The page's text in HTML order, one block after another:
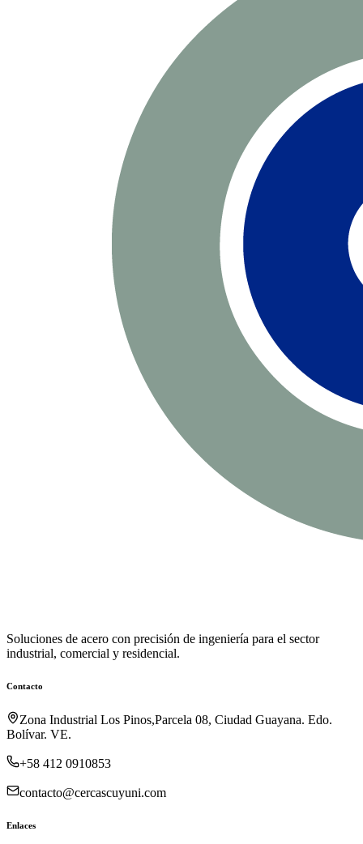
Soluciones de acero con precisión de ingeniería para el sector
industrial, comercial y residencial.
Contacto
Zona Industrial Los Pinos,Parcela 08, Ciudad Guayana. Edo.
Bolívar. VE.
+58 412 0910853
contacto@cercascuyuni.com
Enlaces